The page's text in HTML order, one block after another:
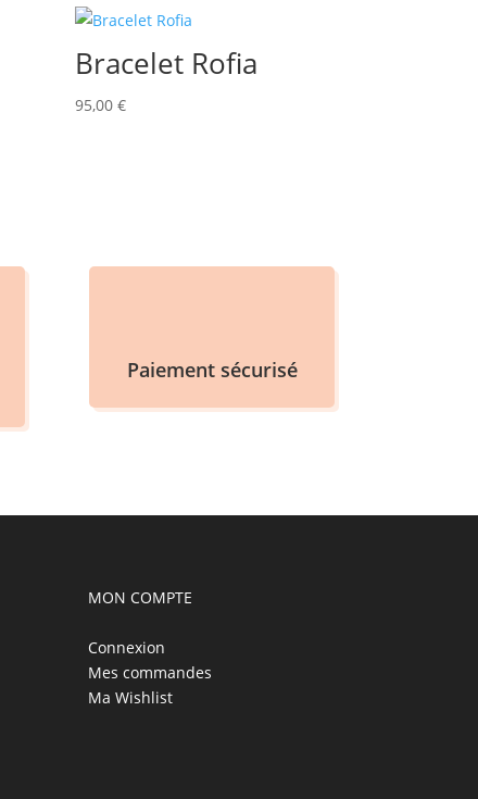
Bracelet Rofia
95,00 €
Paiement sécurisé
MON COMPTE
Connexion
Mes commandes
Ma Wishlist